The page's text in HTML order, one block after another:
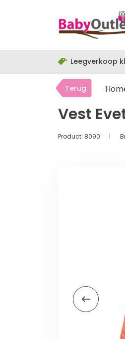
Leegverkoop
Terug
Vest
Product: 8090